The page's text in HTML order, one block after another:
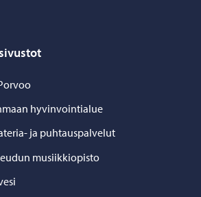
hyvinvointialue
ja puhtauspalvelut
musiikkiopisto